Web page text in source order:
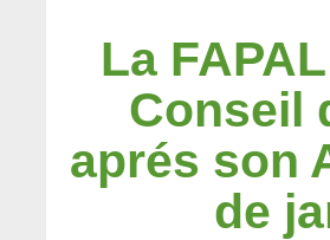
La
Conseil
aprés son
de